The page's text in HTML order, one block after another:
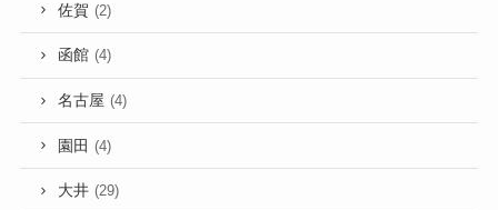
佐賀 (2)
函館 (4)
名古屋 (4)
園田 (4)
大井 (29)